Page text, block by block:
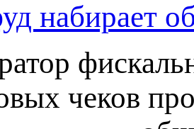
набирает
чеков